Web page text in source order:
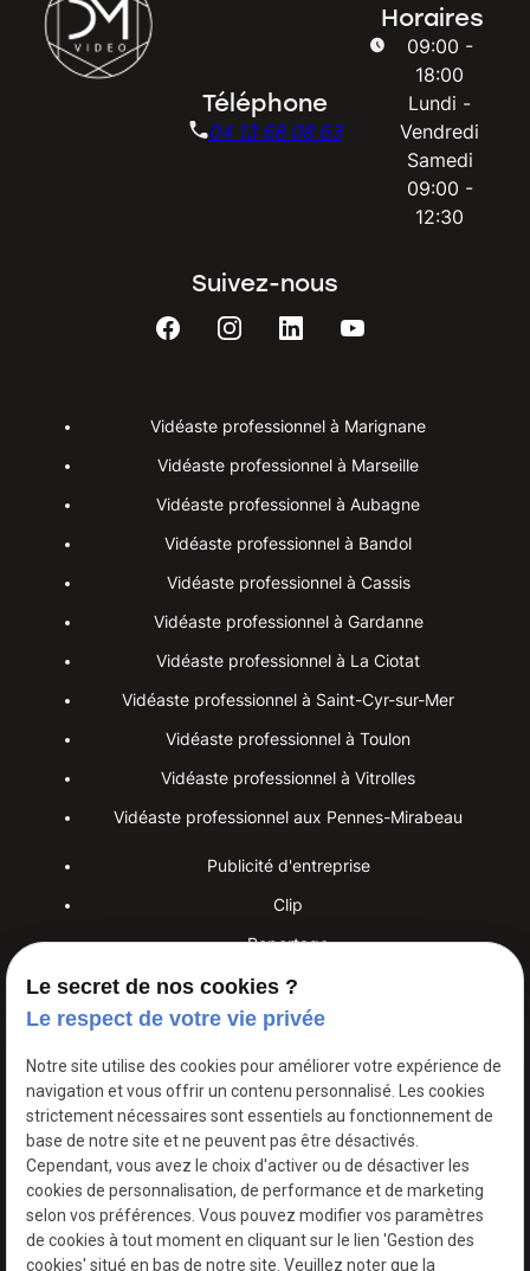
Téléphone
04 13 68 08 63
Horaires
09:00 -
18:00
Lundi -
Vendredi
Samedi
09:00 -
12:30
Suivez-nous
Vidéaste professionnel à Marignane
Vidéaste professionnel à Marseille
Vidéaste professionnel à Aubagne
Vidéaste professionnel à Bandol
Vidéaste professionnel à Cassis
Vidéaste professionnel à Gardanne
Vidéaste professionnel à La Ciotat
Vidéaste professionnel à Saint-Cyr-sur-Mer
Vidéaste professionnel à Toulon
Vidéaste professionnel à Vitrolles
Vidéaste professionnel aux Pennes-Mirabeau
Publicité d'entreprise
Clip
Reportage
Interview
Placement de produits
Voix-off
Live video streaming
DM VIDEO PRODUCTION - Votre partenaire vidéo sur mesure
au Rove, à deux pas d’Aix-en-Provence et de Martigues.
Mentions Politique de Gestion Plan du
Le secret de nos cookies ?
Le respect de votre vie privée
Notre site utilise des cookies pour améliorer votre expérience de
navigation et vous offrir un contenu personnalisé. Les cookies
strictement nécessaires sont essentiels au fonctionnement de
base de notre site et ne peuvent pas être désactivés.
Cependant, vous avez le choix d'activer ou de désactiver les
cookies de personnalisation, de performance et de marketing
selon vos préférences. Vous pouvez modifier vos paramètres
de cookies à tout moment en cliquant sur le lien 'Gestion des
cookies' situé en bas de notre site. Veuillez noter que la